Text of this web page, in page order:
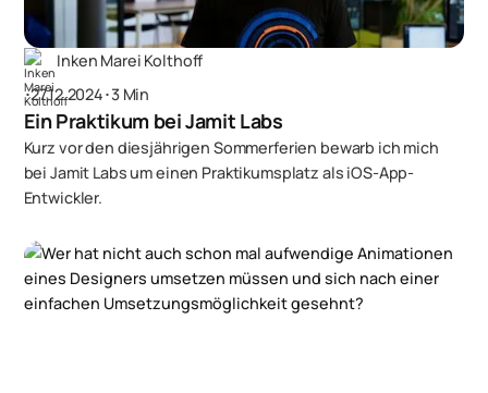
Inken Marei Kolthoff
･27.12.2024･3 Min
Ein Praktikum bei Jamit Labs
Kurz vor den diesjährigen Sommerferien bewarb ich mich
bei Jamit Labs um einen Praktikumsplatz als iOS-App-
Entwickler.